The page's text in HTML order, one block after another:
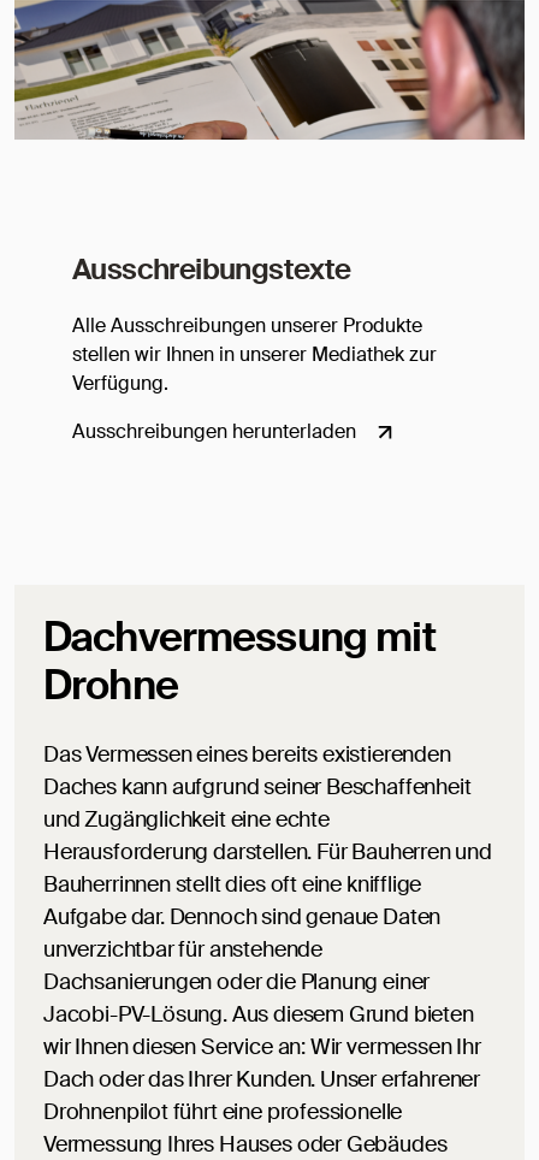
Ausschreibungstexte
Alle Ausschreibungen unserer Produkte
stellen wir Ihnen in unserer Mediathek zur
Verfügung.
Ausschreibungen herunterladen
Dachvermessung mit
Drohne
Das Vermessen eines bereits existierenden
Daches kann aufgrund seiner Beschaffenheit
und Zugänglichkeit eine echte
Herausforderung darstellen. Für Bauherren und
Bauherrinnen stellt dies oft eine knifflige
Aufgabe dar. Dennoch sind genaue Daten
unverzichtbar für anstehende
Dachsanierungen oder die Planung einer
Jacobi-PV-Lösung. Aus diesem Grund bieten
wir Ihnen diesen Service an: Wir vermessen Ihr
Dach oder das Ihrer Kunden. Unser erfahrener
Drohnenpilot führt eine professionelle
Vermessung Ihres Hauses oder Gebäudes